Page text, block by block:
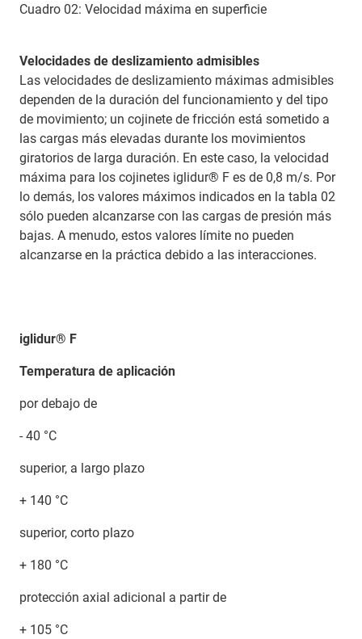
Cuadro 02: Velocidad máxima en superficie
Velocidades de deslizamiento admisibles
Las velocidades de deslizamiento máximas admisibles
dependen de la duración del funcionamiento y del tipo
de movimiento; un cojinete de fricción está sometido a
las cargas más elevadas durante los movimientos
giratorios de larga duración. En este caso, la velocidad
máxima para los cojinetes iglidur® F es de 0,8 m/s. Por
lo demás, los valores máximos indicados en la tabla 02
sólo pueden alcanzarse con las cargas de presión más
bajas. A menudo, estos valores límite no pueden
alcanzarse en la práctica debido a las interacciones.
iglidur® F
Temperatura de aplicación
por debajo de
- 40 °C
superior, a largo plazo
+ 140 °C
superior, corto plazo
+ 180 °C
protección axial adicional a partir de
+ 105 °C